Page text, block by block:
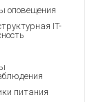
оповещения
IT-
питания